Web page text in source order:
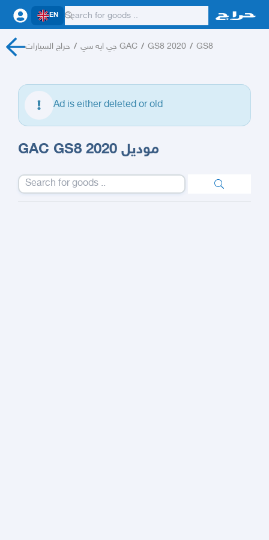
EN
حراج السيارات / جي ايه سي GAC / GS8 2020 / GS8
Ad is either deleted or old
GAC GS8 موديل 2020